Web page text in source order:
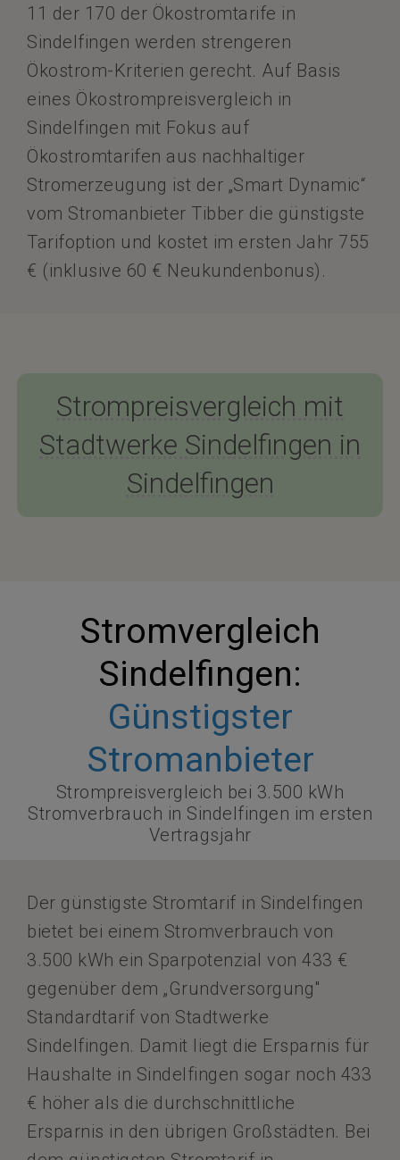
11 der 170 der Ökostromtarife in
Sindelfingen werden strengeren
Ökostrom-Kriterien gerecht. Auf Basis
eines Ökostrompreisvergleich in
Sindelfingen mit Fokus auf
Ökostromtarifen aus nachhaltiger
Stromerzeugung ist der „Smart Dynamic“
vom Stromanbieter Tibber die günstigste
Tarifoption und kostet im ersten Jahr 755
€ (inklusive 60 € Neukundenbonus).
Strompreisvergleich mit
Stadtwerke Sindelfingen in
Sindelfingen
Stromvergleich
Sindelfingen:
Günstigster
Stromanbieter
Strompreisvergleich bei 3.500 kWh
Stromverbrauch in Sindelfingen im ersten
Vertragsjahr
Der günstigste Stromtarif in Sindelfingen
bietet bei einem Stromverbrauch von
3.500 kWh ein Sparpotenzial von 433 €
gegenüber dem „Grundversorgung"
Standardtarif von Stadtwerke
Sindelfingen. Damit liegt die Ersparnis für
Haushalte in Sindelfingen sogar noch 433
€ höher als die durchschnittliche
Ersparnis in den übrigen Großstädten. Bei